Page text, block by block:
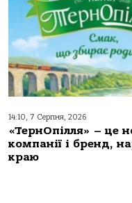
14:10, 7 Серпня, 2026
«ТернОпілля» – це
компанії і бренд,
краю